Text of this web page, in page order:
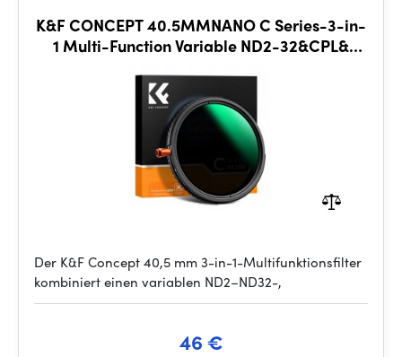
K&F CONCEPT 40.5MMNANO C Series-3-in-
1 Multi-Function Variable ND2-32&CPL&
Der K&F Concept 40,5 mm 3-in-1-Multifunktionsfilter
kombiniert einen variablen ND2–ND32-,
46 €